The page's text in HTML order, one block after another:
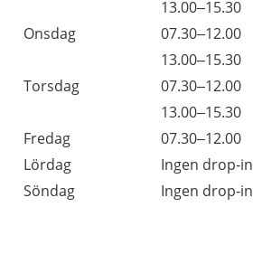
13.00–15.30
Onsdag
07.30–12.00
13.00–15.30
Torsdag
07.30–12.00
13.00–15.30
Fredag
07.30–12.00
Lördag
Ingen drop-in
Söndag
Ingen drop-in